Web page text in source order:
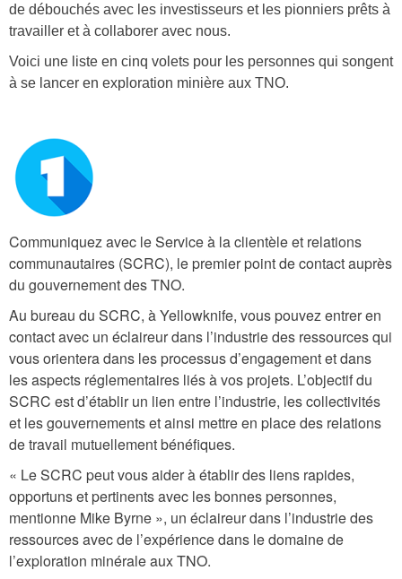
de débouchés avec les investisseurs et les pionniers prêts à
travailler et à collaborer avec nous.
Voici une liste en cinq volets pour les personnes qui songent
à se lancer en exploration minière aux TNO.
n
u
b
e
r
_
1
.
p
n
Communiquez avec le Service à la clientèle et relations
communautaires (SCRC), le premier point de contact auprès
du gouvernement des TNO.
Au bureau du SCRC, à Yellowknife, vous pouvez entrer en
contact avec un éclaireur dans l’industrie des ressources qui
vous orientera dans les processus d’engagement et dans
les aspects réglementaires liés à vos projets. L’objectif du
SCRC est d’établir un lien entre l’industrie, les collectivités
et les gouvernements et ainsi mettre en place des relations
de travail mutuellement bénéfiques.
« Le SCRC peut vous aider à établir des liens rapides,
opportuns et pertinents avec les bonnes personnes,
mentionne Mike Byrne », un éclaireur dans l’industrie des
ressources avec de l’expérience dans le domaine de
l’exploration minérale aux TNO.